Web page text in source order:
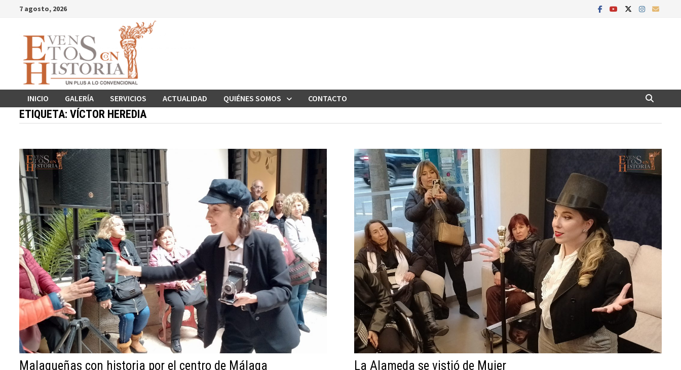
Saltar
contenido
7 agosto, 2026
INICIO GALERÍA SERVICIOS ACTUALIDAD QUIÉNES SOMOS CONTACTO
ETIQUETA:VÍCTOR HEREDIA
Malagueñas con historia por el centro de Málaga La Alameda se vistió de Mujer